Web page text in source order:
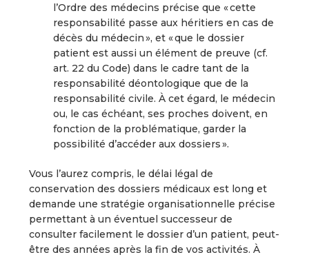
l’Ordre des médecins précise que « cette
responsabilité passe aux héritiers en cas de
décès du médecin », et « que le dossier
patient est aussi un élément de preuve (cf.
art. 22 du Code) dans le cadre tant de la
responsabilité déontologique que de la
responsabilité civile. À cet égard, le médecin
ou, le cas échéant, ses proches doivent, en
fonction de la problématique, garder la
possibilité d’accéder aux dossiers ».
Vous l’aurez compris, le délai légal de
conservation des dossiers médicaux est long et
demande une stratégie organisationnelle précise
permettant à un éventuel successeur de
consulter facilement le dossier d’un patient, peut-
être des années après la fin de vos activités. À